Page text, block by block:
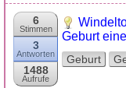
6
Stimmen
3
Antworten
1488
Aufrufe
Geburt
Geburt